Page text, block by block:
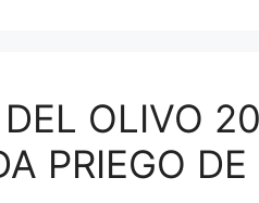
OLIVO
PRIEGO DE